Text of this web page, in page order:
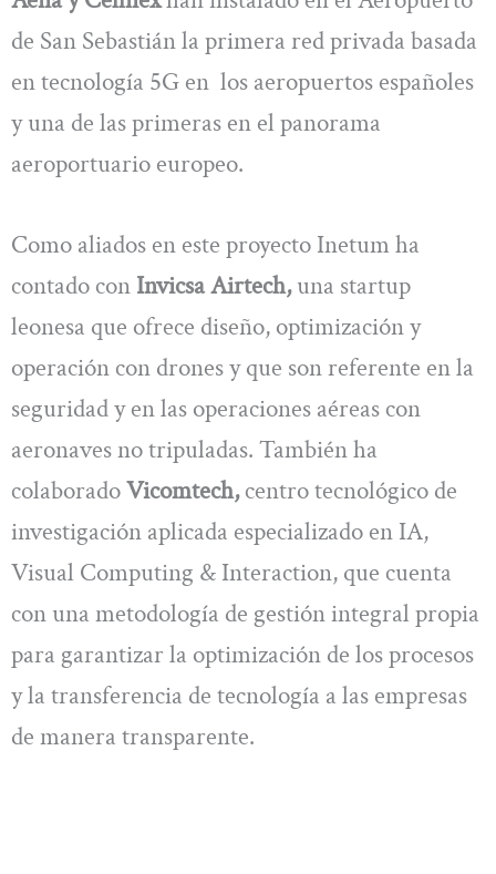
de San Sebastián la primera red privada basada
en tecnología 5G en los aeropuertos españoles
y una de las primeras en el panorama
aeroportuario europeo.
Como aliados en este proyecto Inetum ha
contado con Invicsa Airtech,una startup
leonesa que ofrece diseño, optimización y
operación con drones y que son referente en la
seguridad y en las operaciones aéreas con
aeronaves no tripuladas. También ha
colaboradoVicomtech,centro tecnológico de
investigación aplicada especializado en IA,
Visual Computing & Interaction, que cuenta
con una metodología de gestión integral propia
para garantizar la optimización de los procesos
y la transferencia de tecnología a las empresas
de manera transparente.